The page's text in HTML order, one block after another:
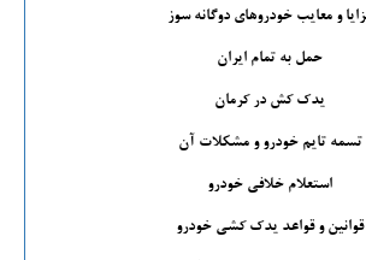
و معایب خودروهای دوگانه سوز
حمل به تمام ایران
یدک کش در کرمان
تسمه تایم خودرو و مشکلات آن
استعلام خلافی خودرو
قوانین و قواعد یدک کشی خودرو